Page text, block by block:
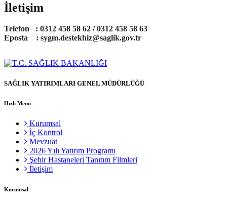
İletişim
Telefon : 0312 458 58 62 / 0312 458 58 63
Eposta : sygm.destekhiz@saglik.gov.tr
SAĞLIK YATIRIMLARI GENEL MÜDÜRLÜĞÜ
Hızlı Menü
Kurumsal
İç Kontrol
Mevzuat
2026 Yılı Yatırım Programı
Şehir Hastaneleri Tanıtım Filmleri
İletişim
Kurumsal